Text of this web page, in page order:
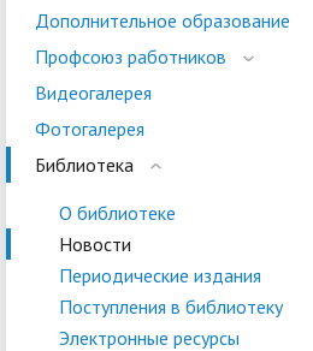
Дополнительное образование
Профсоюз работников
Видеогалерея
Фотогалерея
Библиотека
О библиотеке
Новости
Периодические издания
Поступления в библиотеку
Электронные ресурсы